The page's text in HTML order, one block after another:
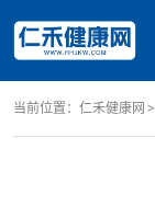
当前位置： 仁禾健康网